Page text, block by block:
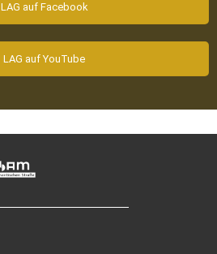
LAG auf Facebook
LAG auf YouTube